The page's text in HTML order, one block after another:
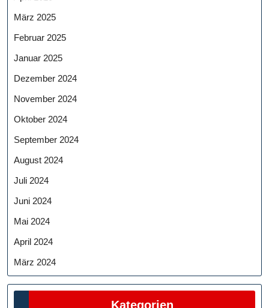
März 2025
Februar 2025
Januar 2025
Dezember 2024
November 2024
Oktober 2024
September 2024
August 2024
Juli 2024
Juni 2024
Mai 2024
April 2024
März 2024
Kategorien